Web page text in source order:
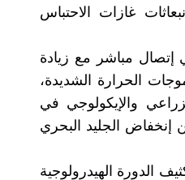
غازات الاحتباس
إتصال مباشر مع زيادة
الحرارة الشديدة،
والإيكولوجي في
إنخفاض الجليد البحري
الدورة الهيدرولوجية